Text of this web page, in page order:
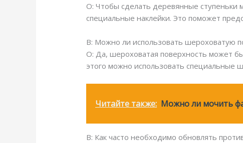
О: Чтобы сделать деревянные ступеньки
специальные наклейки. Это поможет
В: Можно ли использовать шероховатую
О: Да, шероховатая поверхность может
этого можно использовать специальные
Читайте также: Можно ли мочить
В: Как часто необходимо обновлять